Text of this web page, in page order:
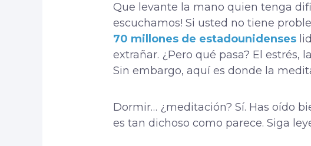
Que levante la mano quien tenga
escuchamos! Si usted no tiene
70 millones de estadounidenses
extrañar. ¿Pero qué pasa? El
Sin embargo, aquí es donde la
Dormir… ¿meditación? Sí. Has oído
es tan dichoso como parece. Siga